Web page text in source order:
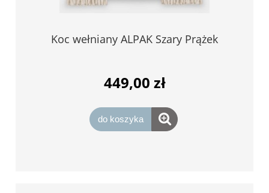
Koc wełniany ALPAK Szary Prążek
449,00 zł
do koszyka